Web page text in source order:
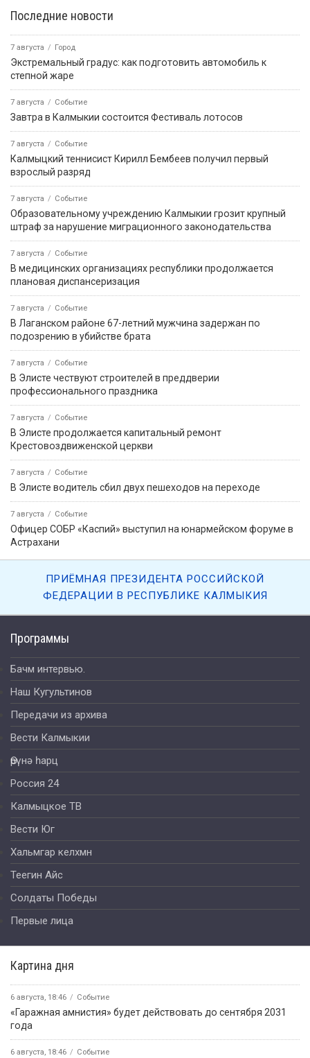
Программы
Бачм интервью.
Наш Кугультинов
Передачи из архива
Вести Калмыкии
Өрүнә һарц
Россия 24
Калмыцкое ТВ
Вести Юг
Хальмгар келхмн
Теегин Айс
Солдаты Победы
Первые лица
Картина дня
6 августа, 18:46 Событие
«Гаражная амнистия» будет действовать до сентября 2031
года
6 августа, 18:46 Событие
Последние новости
7 августа Город
Экстремальный градус: как подготовить автомобиль к
степной жаре
7 августа Событие
Завтра в Калмыкии состоится Фестиваль лотосов
7 августа Событие
Калмыцкий теннисист Кирилл Бембеев получил первый
взрослый разряд
7 августа Событие
Образовательному учреждению Калмыкии грозит крупный
штраф за нарушение миграционного законодательства
7 августа Событие
В медицинских организациях республики продолжается
плановая диспансеризация
7 августа Событие
В Лаганском районе 67-летний мужчина задержан по
подозрению в убийстве брата
7 августа Событие
В Элисте чествуют строителей в преддверии
профессионального праздника
7 августа Событие
В Элисте продолжается капитальный ремонт
Крестовоздвиженской церкви
7 августа Событие
В Элисте водитель сбил двух пешеходов на переходе
7 августа Событие
Офицер СОБР «Каспий» выступил на юнармейском форуме в
Астрахани
ПРИЁМНАЯ ПРЕЗИДЕНТА РОССИЙСКОЙ
ФЕДЕРАЦИИ В РЕСПУБЛИКЕ КАЛМЫКИЯ